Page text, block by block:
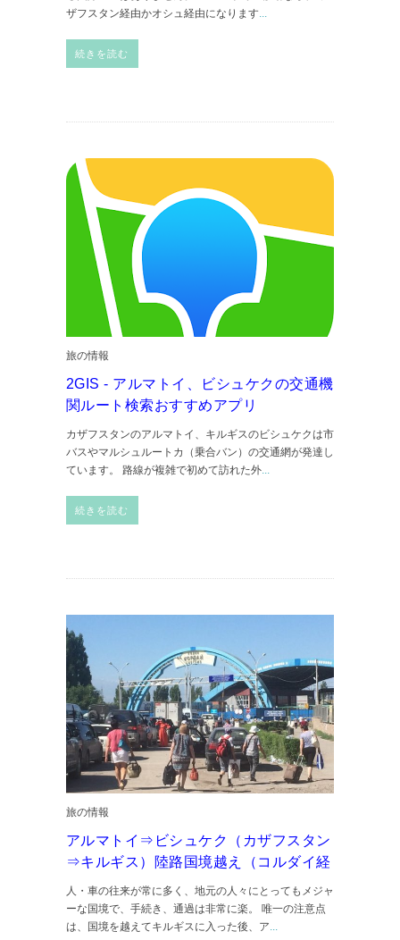
ザフスタン経由かオシュ経由になります...
続きを読む
旅の情報
2GIS - アルマトイ、ビシュケクの交通機
関ルート検索おすすめアプリ
カザフスタンのアルマトイ、キルギスのビシュケクは市
バスやマルシュルートカ（乗合バン）の交通網が発達し
ています。 路線が複雑で初めて訪れた外...
続きを読む
旅の情報
アルマトイ⇒ビシュケク（カザフスタン
⇒キルギス）陸路国境越え（コルダイ経
人・車の往来が常に多く、地元の人々にとってもメジャ
ーな国境で、手続き、通過は非常に楽。 唯一の注意点
は、国境を越えてキルギスに入った後、ア...